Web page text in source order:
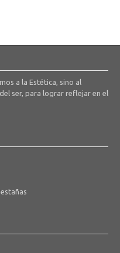
a la Estética, sino al
ser, para lograr reflejar en el